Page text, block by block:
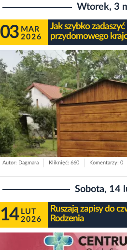
Wtorek, 3
03 MAR
2026
Jak szybko
przydomowego
Autor: Dagmara Kliknięć: 660 Komentarzy: 0
Sobota, 14
14 LUT
2026
Ruszają zapisy do
Rodzenia